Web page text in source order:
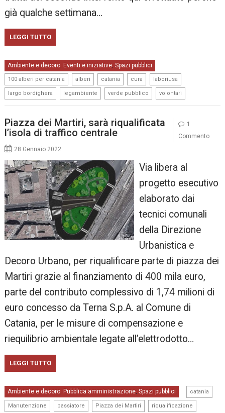
già qualche settimana…
LEGGI TUTTO
Ambiente e decoro, Eventi e iniziative,Spazi pubblici
100 alberi per catania alberi catania cura laboriusa
largo bordighera legambiente verde pubblico volontari
Piazza dei Martiri, sarà riqualificata
l’isola di traffico centrale
28 Gennaio 2022
Via libera al
progetto esecutivo
elaborato dai
tecnici comunali
della Direzione
Urbanistica e
Decoro Urbano, per riqualificare parte di piazza dei
Martiri grazie al finanziamento di 400 mila euro,
parte del contributo complessivo di 1,74 milioni di
euro concesso da Terna S.p.A. al Comune di
Catania, per le misure di compensazione e
riequilibrio ambientale legate all’elettrodotto…
LEGGI TUTTO
Ambiente e decoro, Pubblica amministrazione,Spazi pubblici catania
Manutenzione passiatore Piazza dei Martiri riqualificazione
1
Commento